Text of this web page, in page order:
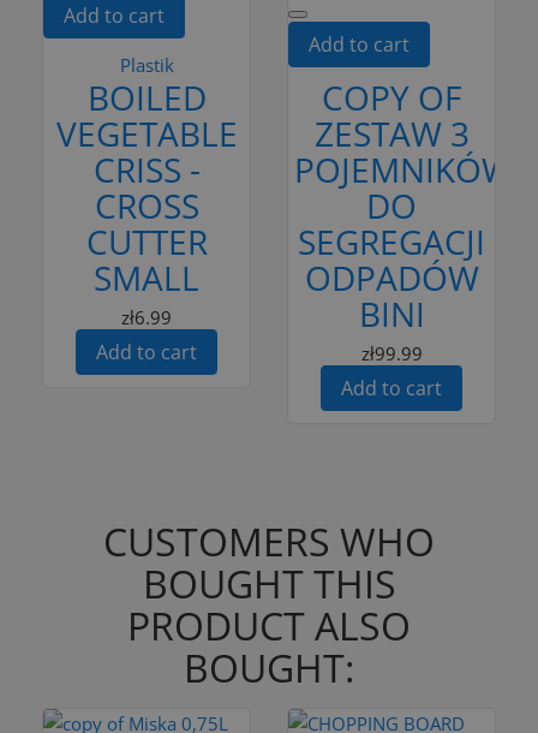
Add to cart
Plastik
BOILED
VEGETABLE
CRISS -
CROSS
CUTTER
SMALL
zł6.99
Add to cart
Add to cart
COPY OF
ZESTAW 3
POJEMNIKÓW
DO
SEGREGACJI
ODPADÓW
BINI
zł99.99
Add to cart
CUSTOMERS WHO
BOUGHT THIS
PRODUCT ALSO
BOUGHT: